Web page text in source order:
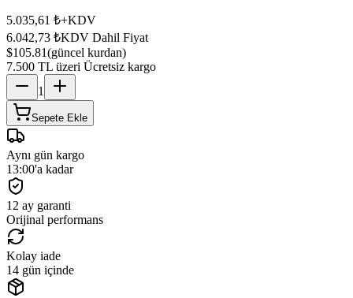
5.035,61 ₺+KDV
6.042,73 ₺KDV Dahil Fiyat
$105.81(güncel kurdan)
7.500 TL üzeri Ücretsiz kargo
1
Sepete Ekle
Aynı gün kargo
13:00'a kadar
12 ay garanti
Orijinal performans
Kolay iade
14 gün içinde